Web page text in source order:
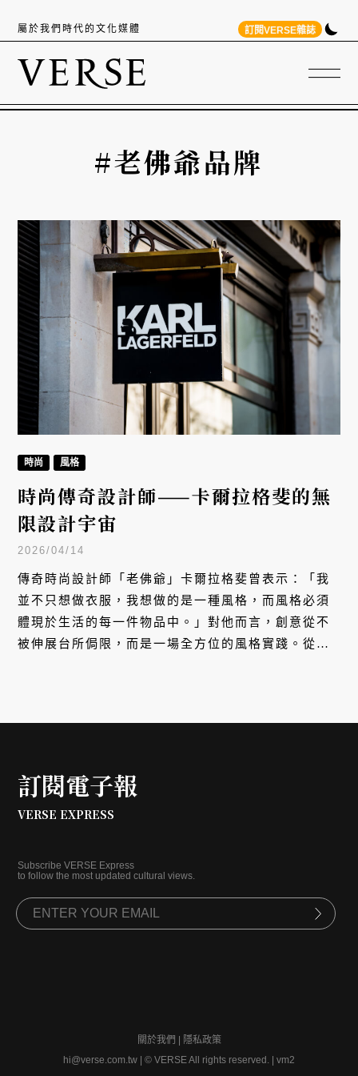
屬於我們時代的文化媒體 訂閱VERSE雜誌
#老佛爺品牌
時尚 風格
時尚傳奇設計師——卡爾拉格斐的無
限設計宇宙
2026/04/14
傳奇時尚設計師「老佛爺」卡爾拉格斐曾表示：「我
並不只想做衣服，我想做的是一種風格，而風格必須
體現於生活的每一件物品中。」對他而言，創意從不
被伸展台所侷限，而是一場全方位的風格實踐。從飲
訂閱電子報
VERSE EXPRESS
Subscribe VERSE Express
to follow the most updated cultural views.
關於我們
隱私政策
hi@verse.com.tw
© VERSE All rights reserved. | vm2